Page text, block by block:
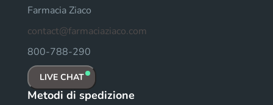
Farmacia Ziaco
contact@farmaciaziaco.com
800-788-290
LIVE CHAT
Metodi di spedizione